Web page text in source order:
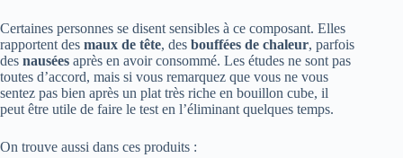
Certaines personnes se disent sensibles à ce composant. Elles
rapportent des maux de tête, des bouffées de chaleur, parfois
des nausées après en avoir consommé. Les études ne sont pas
toutes d’accord, mais si vous remarquez que vous ne vous
sentez pas bien après un plat très riche en bouillon cube, il
peut être utile de faire le test en l’éliminant quelques temps.
On trouve aussi dans ces produits :